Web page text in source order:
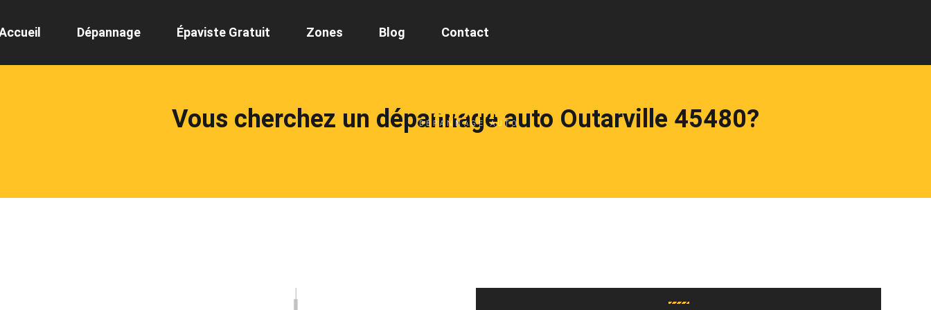
24/7 ML
DÉPANNAGE AUTO
Dépannage Épaviste Gratuit Zones Blog Contact
Vous cherchez un dépannage auto Outarville 45480?